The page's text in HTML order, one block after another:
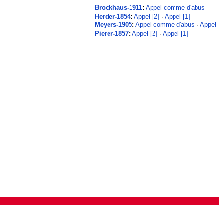
Brockhaus-1911: Appel comme d'abus
Herder-1854: Appel [2] ·Appel [1]
Meyers-1905: Appel comme d'abus ·Appel
Pierer-1857: Appel [2] ·Appel [1]